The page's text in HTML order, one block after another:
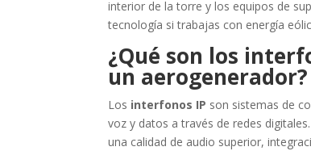
interior de la torre y los equipos de
tecnología si trabajas con energía
¿Qué son los
un aerogenerador?
Los interfonos IP son sistemas de
voz y datos a través de redes
una calidad de audio superior,